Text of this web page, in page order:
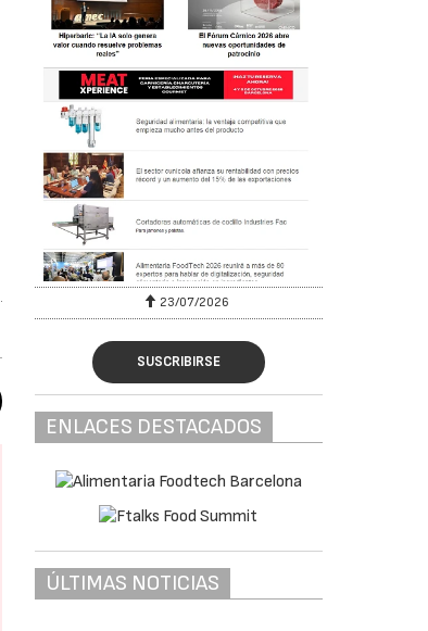
23/07/2026
SUSCRIBIRSE
ENLACES DESTACADOS
ÚLTIMAS NOTICIAS